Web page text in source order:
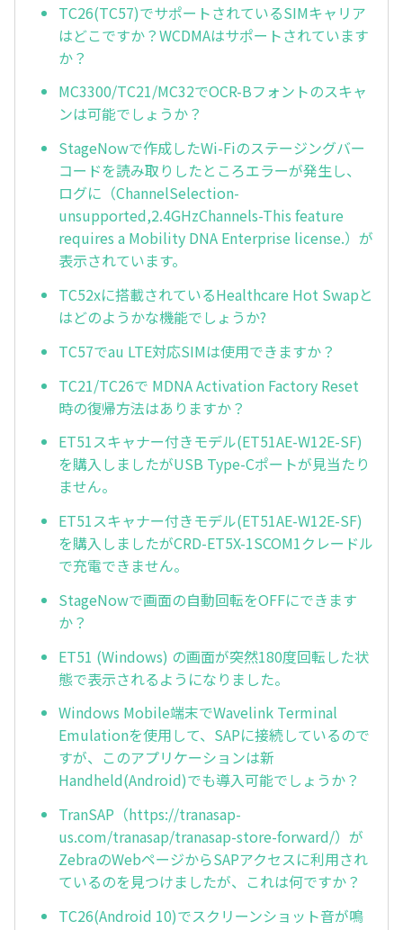
TC26(TC57)でサポートされているSIMキャリア
はどこですか？WCDMAはサポートされています
か？
MC3300/TC21/MC32でOCR-Bフォントのスキャ
ンは可能でしょうか？
StageNowで作成したWi-Fiのステージングバー
コードを読み取りしたところエラーが発生し、
ログに（ChannelSelection-
unsupported,2.4GHzChannels-This feature
requires a Mobility DNA Enterprise license.）が
表示されています。
TC52xに搭載されているHealthcare Hot Swapと
はどのようかな機能でしょうか?
TC57でau LTE対応SIMは使用できますか？
TC21/TC26で MDNA Activation Factory Reset
時の復帰方法はありますか？
ET51スキャナー付きモデル(ET51AE-W12E-SF)
を購入しましたがUSB Type-Cポートが見当たり
ません。
ET51スキャナー付きモデル(ET51AE-W12E-SF)
を購入しましたがCRD-ET5X-1SCOM1クレードル
で充電できません。
StageNowで画面の自動回転をOFFにできます
か？
ET51 (Windows) の画面が突然180度回転した状
態で表示されるようになりました。
Windows Mobile端末でWavelink Terminal
Emulationを使用して、SAPに接続しているので
すが、このアプリケーションは新
Handheld(Android)でも導入可能でしょうか？
TranSAP（https://tranasap-
us.com/tranasap/tranasap-store-forward/）が
ZebraのWebページからSAPアクセスに利用され
ているのを見つけましたが、これは何ですか？
TC26(Android 10)でスクリーンショット音が鳴